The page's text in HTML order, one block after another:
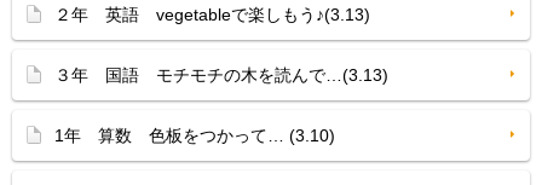
２年 英語 vegetableで楽しもう♪(3.13)
３年 国語 モチモチの木を読んで…(3.13)
1年 算数 色板をつかって… (3.10)